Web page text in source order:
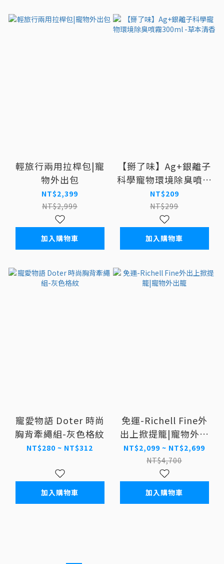
輕旅行兩用拉桿包|寵
物外出包
NT$2,399
NT$2,999
加入購物車
【掰了味】Ag+銀離子
科學寵物環境除臭噴霧
300ml -草本清香
NT$209
NT$299
加入購物車
寵愛物語 Doter 時尚
胸背牽繩組-灰色格紋
NT$280 ~ NT$312
加入購物車
免運-Richell Fine外
出上掀提籠|寵物外出
籠
NT$2,099 ~ NT$2,699
NT$4,700
加入購物車